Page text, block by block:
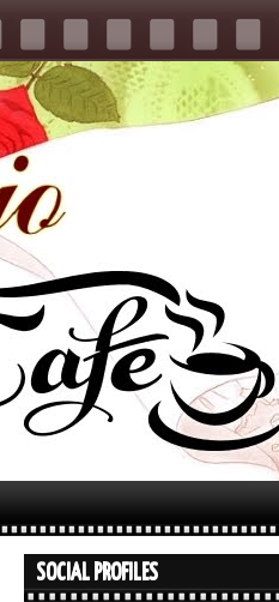
SOCIAL PROFILES